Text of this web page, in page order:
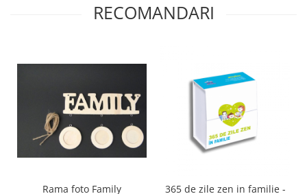
RECOMANDARI
Rama foto Family
365 de zile zen in familie -